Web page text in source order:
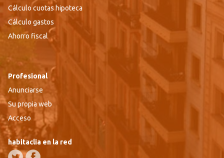
Cálculo cuotas hipoteca
Cálculo gastos
Ahorro fiscal
Profesional
Anunciarse
Su propia web
Acceso
habitaclia en la red